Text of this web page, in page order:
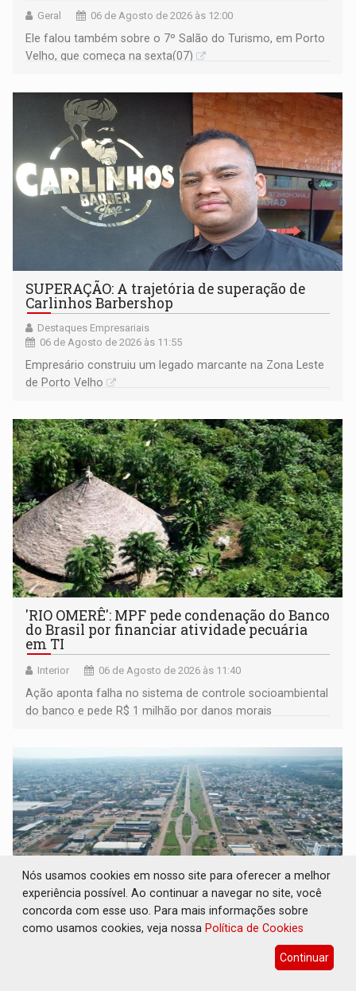
Geral 06 de Agosto de 2026 às 12:00
Ele falou também sobre o 7º Salão do Turismo, em Porto
Velho, que começa na sexta(07)
SUPERAÇÃO: A trajetória de superação de
Carlinhos Barbershop
Destaques Empresariais
06 de Agosto de 2026 às 11:55
Empresário construiu um legado marcante na Zona Leste
de Porto Velho
'RIO OMERÊ': MPF pede condenação do Banco
do Brasil por financiar atividade pecuária
em TI
Interior 06 de Agosto de 2026 às 11:40
Ação aponta falha no sistema de controle socioambiental
do banco e pede R$ 1 milhão por danos morais
audiência pública sobre modernização da
Nós usamos cookies em nosso site para oferecer a melhor
experiência possível. Ao continuar a navegar no site, você
concorda com esse uso. Para mais informações sobre
como usamos cookies, veja nossa Política de Cookies
Continuar